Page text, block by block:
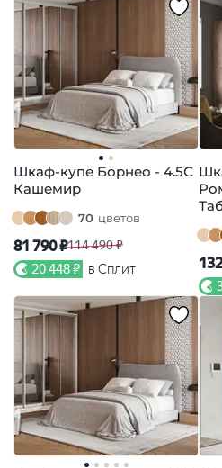
Шкаф-купе Борнео - 4.5С
Кашемир
70 цветов
81 790 ₽114 490 ₽
20 448 ₽ в Сплит